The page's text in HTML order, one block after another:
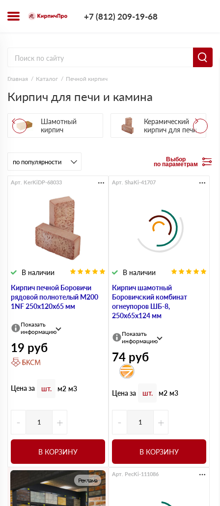
+7 (812) 209-19-68
Главная Каталог Печной кирпич
Кирпич для печи и камина
Шамотный
кирпич
Керамический
кирпич для печи
Выбор
по параметрам
Кирпич печной Боровичи
рядовой полнотелый М200
1NF 250х120х65 мм
В наличии
Арт. KerKiDP-68033
Показать
информацию
19 руб
Цена за шт. м2 м3
- +
В КОРЗИНУ
Кирпич шамотный
Боровичский комбинат
огнеупоров ШБ-8,
250х65х124 мм
В наличии
Арт. ShaKi-41707
Показать
информацию
74 руб
Цена за шт. м2 м3
- +
В КОРЗИНУ
Реклама
Арт. PecKi-111086